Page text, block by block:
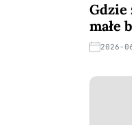
Gdzie
małe
2026-